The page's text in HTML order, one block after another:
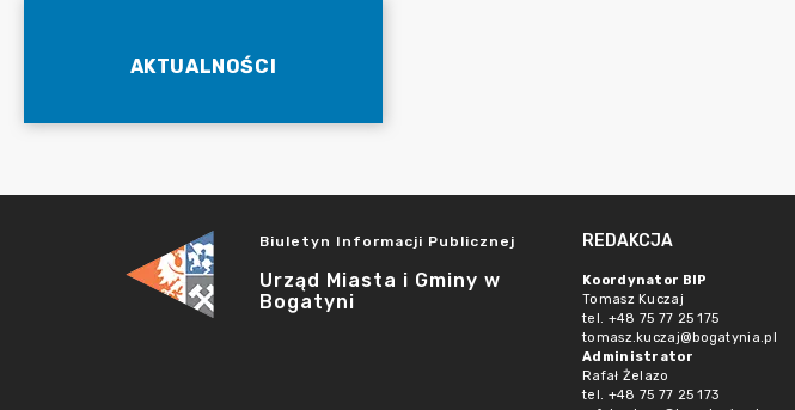
AKTUALNOŚCI
Biuletyn Informacji Publicznej
Urząd Miasta i Gminy w
Bogatyni
REDAKCJA
Koordynator BIP
Tomasz Kuczaj
tel. +48 75 77 25 175
tomasz.kuczaj@bogatynia.pl
Administrator
Rafał Żelazo
tel. +48 75 77 25 173